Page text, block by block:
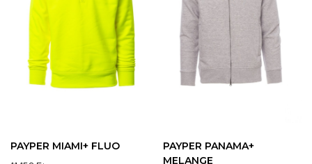
PAYPER MIAMI+ FLUO
PAYPER PANAMA+
MELANGE